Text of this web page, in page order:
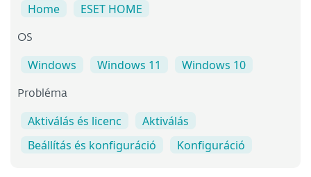
Home ESET HOME
OS
Windows Windows 11 Windows 10
Probléma
Aktiválás és licenc
Aktiválás
Beállítás és konfiguráció
Konfiguráció